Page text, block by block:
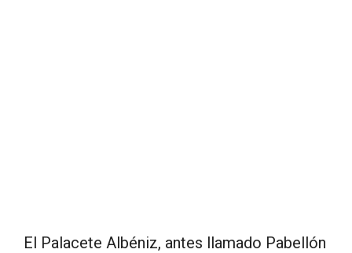
El Palacete Albéniz, antes llamado Pabellón